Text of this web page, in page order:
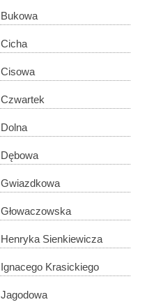
Bukowa
Cicha
Cisowa
Czwartek
Dolna
Dębowa
Gwiazdkowa
Głowaczowska
Henryka Sienkiewicza
Ignacego Krasickiego
Jagodowa